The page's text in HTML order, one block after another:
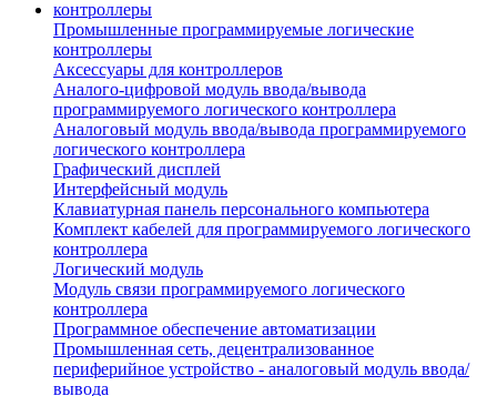
Промышленные программируемые логические
контроллеры
Аксессуары для контроллеров
Аналого-цифровой модуль ввода/вывода
программируемого логического контроллера
Аналоговый модуль ввода/вывода программируемого
логического контроллера
Графический дисплей
Интерфейсный модуль
Клавиатурная панель персонального компьютера
Комплект кабелей для программируемого логического
контроллера
Логический модуль
Модуль связи программируемого логического
контроллера
Программное обеспечение автоматизации
Промышленная сеть, децентрализованное
периферийное устройство - аналоговый модуль ввода/
вывода